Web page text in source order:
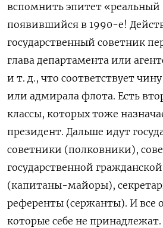
вспомнить эпитет
появившийся в 1990-е!
государственный советник
глава департамента или
и т. д., что соответствует
или адмирала флота. Есть
классы, которых тоже
президент. Дальше идут
советники (полковники),
государственной
(капитаны-майоры),
референты (сержанты). И все
которые себе не